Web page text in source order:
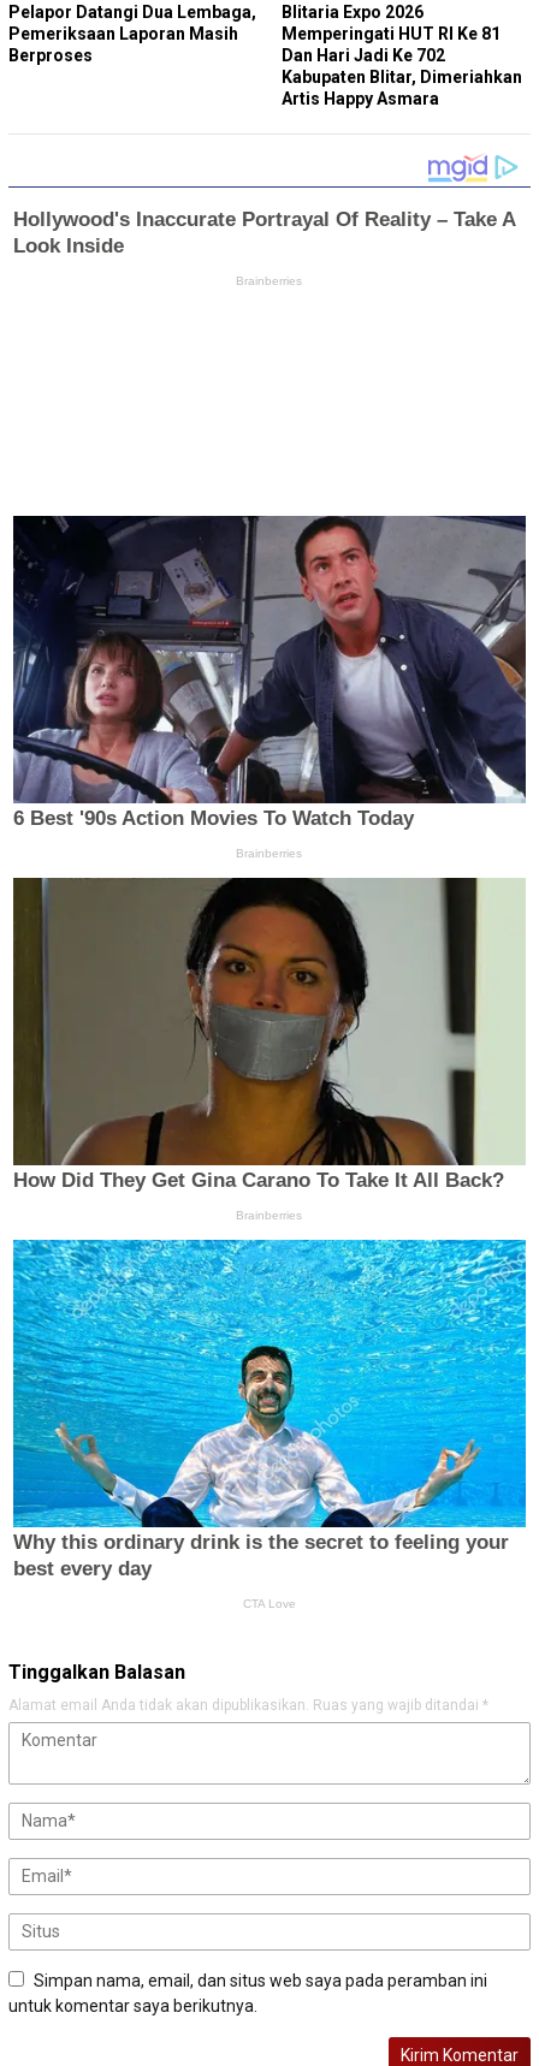
Pelapor Datangi Dua Lembaga,
Pemeriksaan Laporan Masih
Berproses
Blitaria Expo 2026
Memperingati HUT RI Ke 81
Dan Hari Jadi Ke 702
Kabupaten Blitar, Dimeriahkan
Artis Happy Asmara
Tinggalkan Balasan
Alamat email Anda tidak akan dipublikasikan. Ruas yang wajib ditandai *
Simpan nama, email, dan situs web saya pada peramban ini
untuk komentar saya berikutnya.